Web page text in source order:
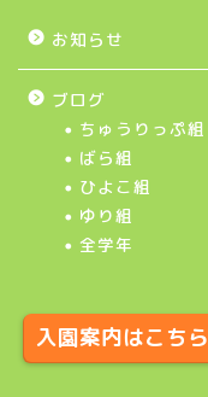
お知らせ
ブログ
ちゅうりっぷ組
ばら組
ひよこ組
ゆり組
全学年
入園案内はこちら